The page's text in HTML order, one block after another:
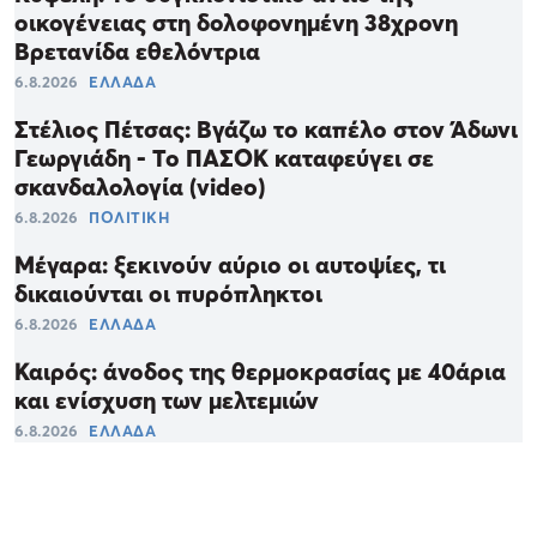
οικογένειας στη δολοφονημένη 38χρονη
Βρετανίδα εθελόντρια
6.8.2026 ΕΛΛΑΔΑ
Στέλιος Πέτσας: Βγάζω το καπέλο στον Άδωνι
Γεωργιάδη - Το ΠΑΣΟΚ καταφεύγει σε
σκανδαλολογία (video)
6.8.2026 ΠΟΛΙΤΙΚΗ
Μέγαρα: ξεκινούν αύριο οι αυτοψίες, τι
δικαιούνται οι πυρόπληκτοι
6.8.2026 ΕΛΛΑΔΑ
Καιρός: άνοδος της θερμοκρασίας με 40άρια
και ενίσχυση των μελτεμιών
6.8.2026 ΕΛΛΑΔΑ